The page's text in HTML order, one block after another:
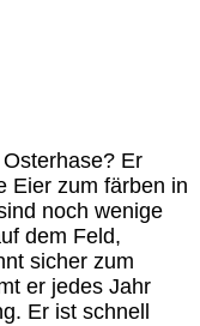
Er
Eier zum färben in
noch wenige
dem Feld,
sicher zum
er jedes Jahr
Er ist schnell